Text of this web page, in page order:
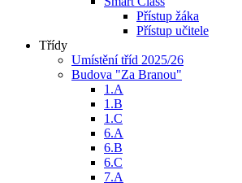
Přístup žáka
Přístup učitele
Třídy
Umístění tříd 2025/26
Budova "Za Branou"
1.A
1.B
1.C
6.A
6.B
6.C
7.A